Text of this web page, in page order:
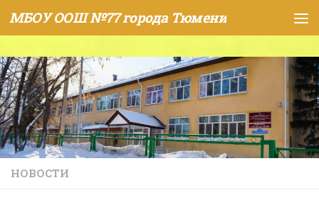
Skip to content
МБОУ ООШ №77 города Тюмени
НОВОСТИ